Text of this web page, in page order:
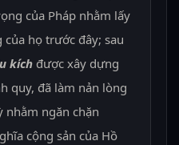
của Pháp nhằm lấy
họ trước đây; sau
kíchđược xây dựng
quy, đã làm nản lòng
nhằm ngăn chặn
cộng sản của Hồ